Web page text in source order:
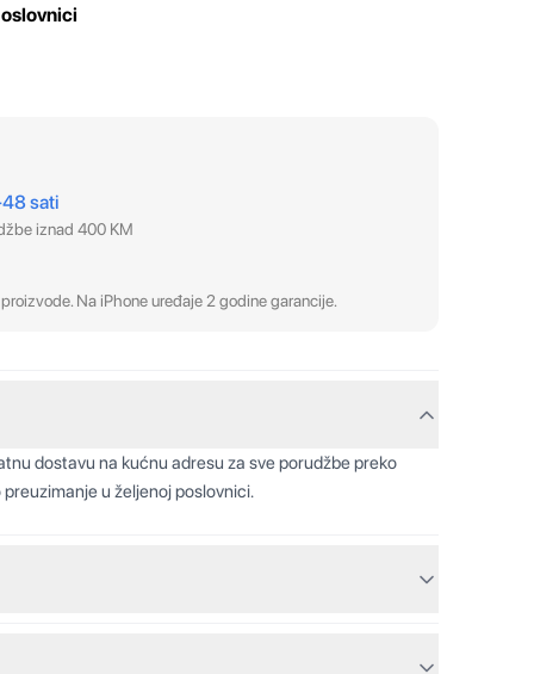
sati
iznad 400 KM
Na iPhone uređaje 2 godine garancije.
dostavu na kućnu adresu za sve porudžbe preko
u željenoj poslovnici.